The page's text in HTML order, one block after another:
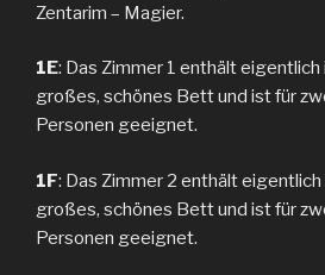
Zentarim – Magier.
1E: Das Zimmer 1 enthält
großes, schönes Bett und ist für
Personen geeignet.
1F: Das Zimmer 2 enthält
großes, schönes Bett und ist für
Personen geeignet.